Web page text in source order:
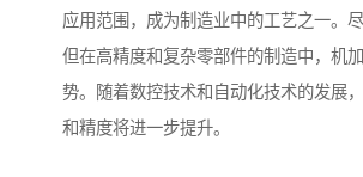
应用范围，成为制造业中的工艺之一。尽
但在高精度和复杂零部件的制造中，机
势。随着数控技术和自动化技术的发展
和精度将进一步提升。